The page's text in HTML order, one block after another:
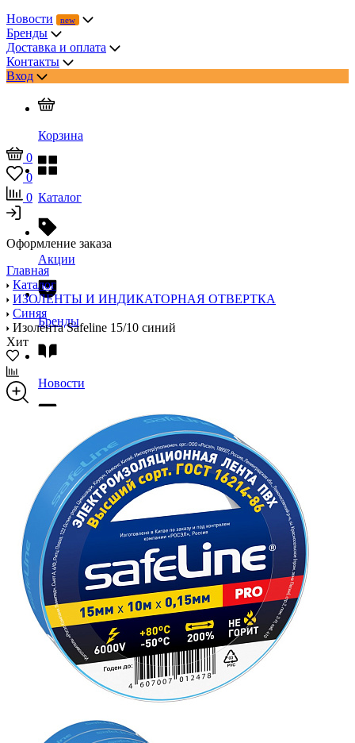
Новости
Бренды
Доставка и оплата
Контакты
Вход
Корзина
Каталог
Акции
Бренды
Новости
Помощь
Контакты
0
0
0
Оформление заказа
Главная
Каталог
ИЗОЛЕНТЫ И ИНДИКАТОРНАЯ ОТВЕРТКА
Синяя
Изолента Safeline 15/10 синий
Хит